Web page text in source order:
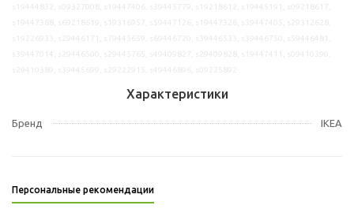
Характеристики
Бренд IKEA
Персональные рекомендации